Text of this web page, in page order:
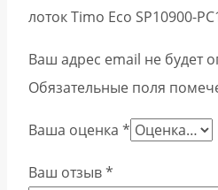
лоток Timo Eco SP10900-
Ваш адрес email не будет
Обязательные поля
Ваша оценка *
Ваш отзыв*